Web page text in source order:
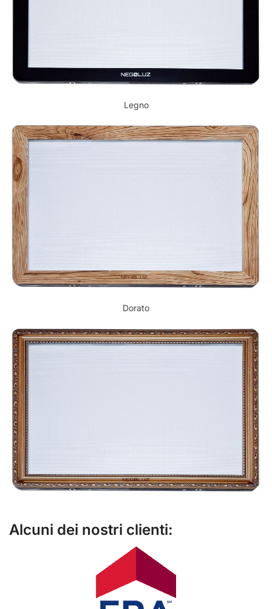
Legno
Dorato
Alcuni dei nostri clienti: